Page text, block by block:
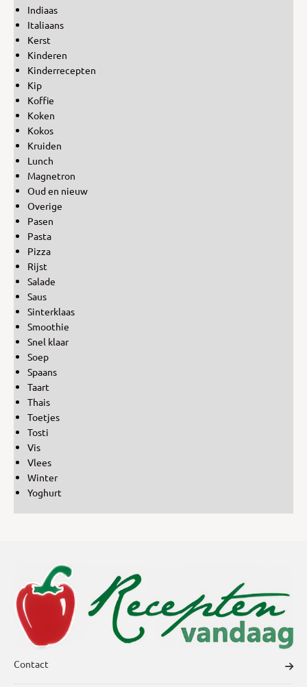
Indiaas
Italiaans
Kerst
Kinderen
Kinderrecepten
Kip
Koffie
Koken
Kokos
Kruiden
Lunch
Magnetron
Oud en nieuw
Overige
Pasen
Pasta
Pizza
Rijst
Salade
Saus
Sinterklaas
Smoothie
Snel klaar
Soep
Spaans
Taart
Thais
Toetjes
Tosti
Vis
Vlees
Winter
Yoghurt
Contact